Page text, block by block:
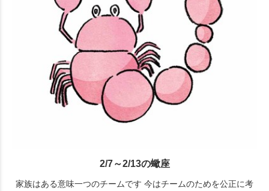
2/7～2/13の蠍座
家族はある意味一つのチームです 今はチームのためを公正に考